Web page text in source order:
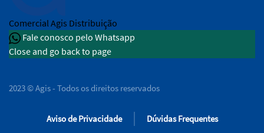
ComercialAgis Distribuição
Fale conosco pelo Whatsapp
Close and go back to page
2023 © Agis - Todos os direitos reservados
Aviso de Privacidade Dúvidas Frequentes